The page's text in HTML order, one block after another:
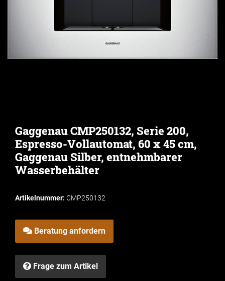
Gaggenau CMP250132, Serie 200,
Espresso-Vollautomat, 60 x 45 cm,
Gaggenau Silber, entnehmbarer
Wasserbehälter
Artikelnummer: CMP250132
Beratung anfordern
Frage zum Artikel